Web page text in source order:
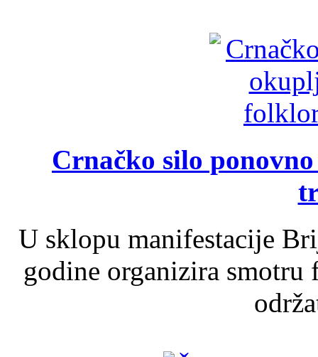
Crnačko silo
U sklopu manifestacije
godine organizira